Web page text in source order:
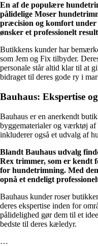
En af de populære
pålidelige Moser
præcision og komfort under
ønsker et professionelt
Butikkens kunder har
som Jem og Fix tilbyder.
personale står altid klar til at
bidraget til deres gode ry i
Bauhaus: Ekspertise
Bauhaus er en anerkendt
byggematerialer og værktøj af
inkluderer også et udvalg af
Blandt Bauhaus udvalg
Rex trimmer, som er kendt
for hundetrimning. Med
opnå et endeligt
Bauhaus kunder roser
deres ekspertise inden for
pålidelighed gør dem til et
bedste til deres kæledyr.
…